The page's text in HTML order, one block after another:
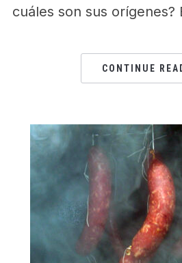
cuáles son sus orígenes?
CONTINUE